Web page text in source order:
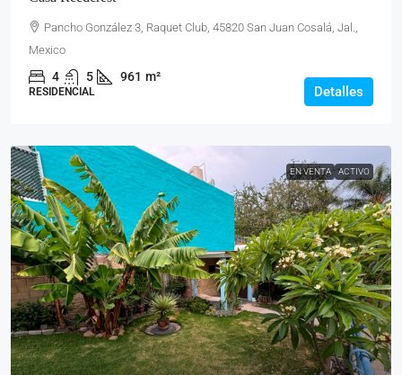
Pancho González 3, Raquet Club, 45820 San Juan Cosalá, Jal.,
Mexico
4 5 961 m²
RESIDENCIAL Detalles
EN VENTA ACTIVO